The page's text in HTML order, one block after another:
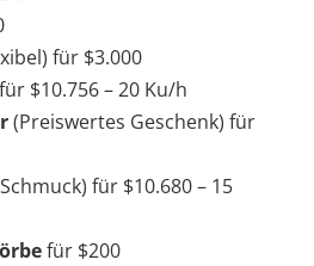
für $3.000
$10.756 – 20 Ku/h
(Preiswertes Geschenk) für
für $10.680 – 15
für $200